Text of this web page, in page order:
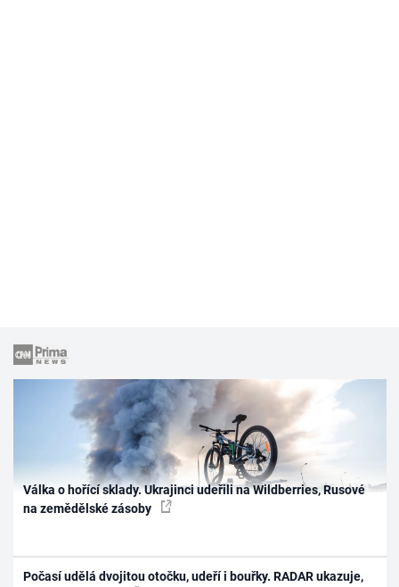
Válka o hořící sklady. Ukrajinci udeřili na Wildberries, Rusové
na zemědělské zásoby
Počasí udělá dvojitou otočku, udeří i bouřky. RADAR ukazuje,